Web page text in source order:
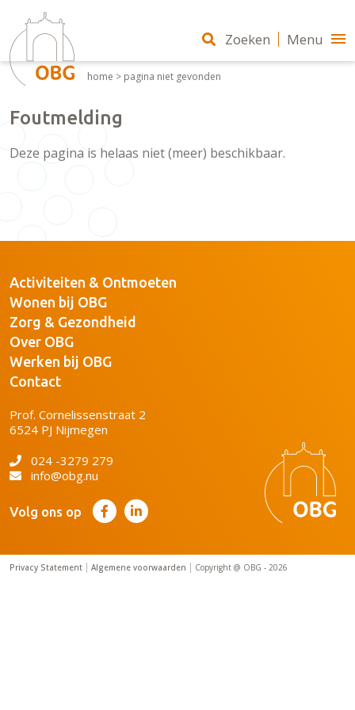
home > pagina niet gevonden
Foutmelding
Deze pagina is helaas niet (meer) beschikbaar.
Activiteiten & Ontmoeten
Wonen bij OBG
Zorg & Gezondheid
Over OBG
Werken bij OBG
Contact
Prof. Cornelissenstraat 2
6524 PJ Nijmegen
024 -3279 279
info@obg.nu
Volg ons op
Privacy Statement Algemene voorwaarden Copyright @ OBG - 2026
Zoeken Menu